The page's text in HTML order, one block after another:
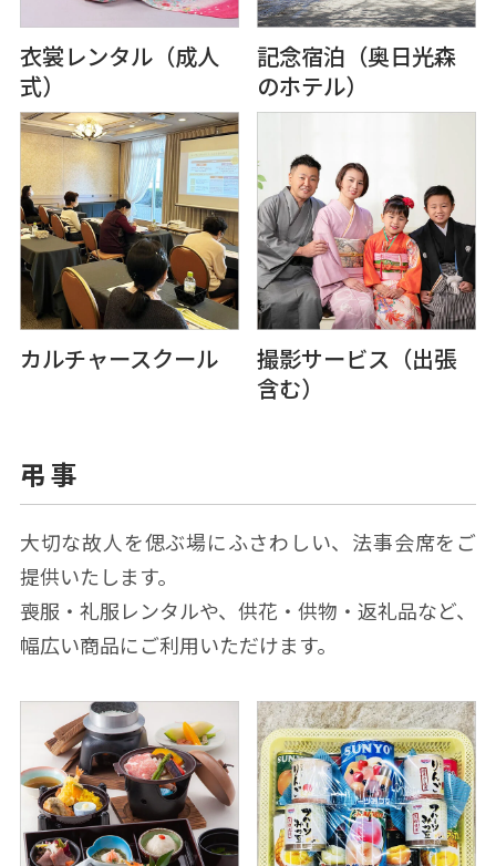
⾐裳レンタル（成⼈
式）
記念宿泊（奥⽇光森
のホテル）
カルチャースクール
撮影サービス（出張
含む）
弔事
⼤切な故⼈を偲ぶ場にふさわしい、法事会席をご
提供いたします。
喪服・礼服レンタルや、供花・供物・返礼品など、
幅広い商品にご利⽤いただけます。